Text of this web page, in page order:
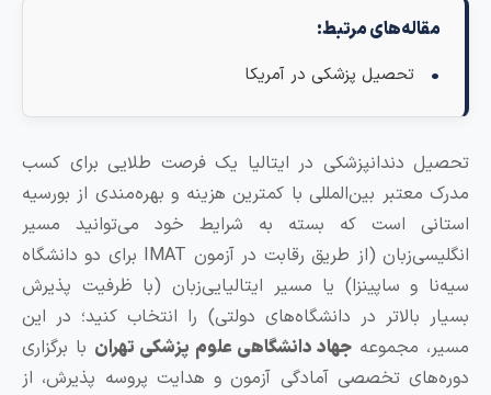
مرتبط:
تحصیل پزشکی در آمریکا
دندانپزشکی در ایتالیا یک فرصت طلایی برای کسب
بین‌المللی با کمترین هزینه و بهره‌مندی از بورسیه
است که بسته به شرایط خود می‌توانید مسیر
انگلیسی‌زبان (از طریق رقابت در آزمون IMAT برای دو دانشگاه
و ساپینزا) یا مسیر ایتالیایی‌زبان (با ظرفیت پذیرش
بالاتر در دانشگاه‌های دولتی) را انتخاب کنید؛ در این
مجموعهجهاد دانشگاهی علوم پزشکی تهرانبا برگزاری
تخصصی آمادگی آزمون و هدایت پروسه پذیرش، از